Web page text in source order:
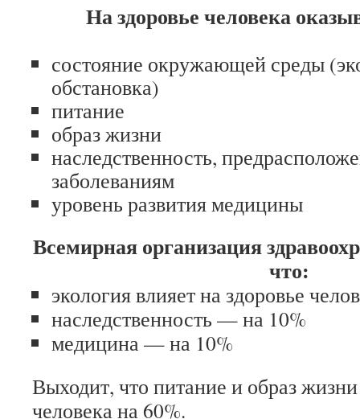
На здоровье человека
состояние окружающей среды
обстановка)
питание
образ жизни
наследственность,
заболеваниям
уровень развития медицины
Всемирная организация
что:
экология влияет на здоровье
наследственность — на 10%
медицина — на 10%
Выходит, что питание и образ
человека на 60%.